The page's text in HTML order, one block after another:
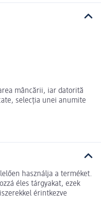
mâncării, iar datorită
selecția unei anumite
használja a terméket.
éles tárgyakat, ezek
érintkezve